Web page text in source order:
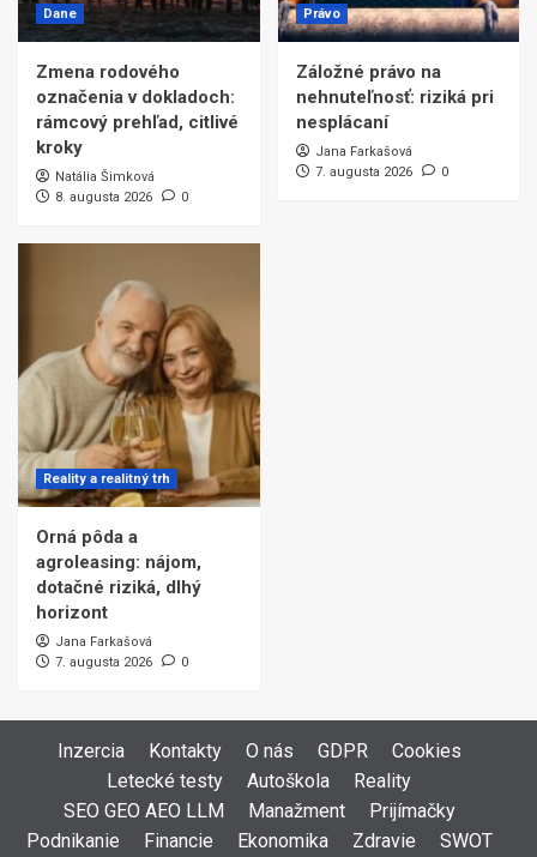
Dane
Zmena rodového
označenia v dokladoch:
rámcový prehľad, citlivé
kroky
Natália Šimková
8. augusta 2026
0
Právo
Záložné právo na
nehnuteľnosť: riziká pri
nesplácaní
Jana Farkašová
7. augusta 2026
0
Reality a realitný trh
Orná pôda a
agroleasing: nájom,
dotačné riziká, dlhý
horizont
Jana Farkašová
7. augusta 2026
0
Inzercia Kontakty O nás GDPR
Cookies
Letecké testy
Autoškola
Reality
SEO GEO AEO LLM
Manažment
Prijímačky
Podnikanie
Financie Ekonomika Zdravie SWOT